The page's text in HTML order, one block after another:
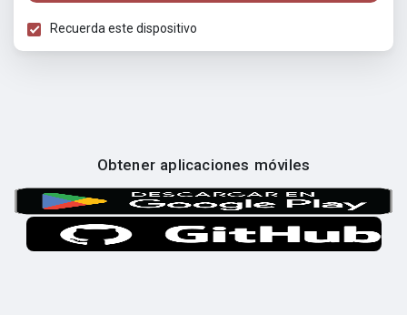
Recuerda este dispositivo
Obtener aplicaciones móviles